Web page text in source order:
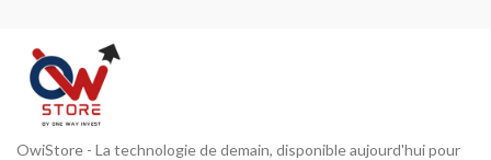
OwiStore - La technologie de demain, disponible aujourd'hui pour